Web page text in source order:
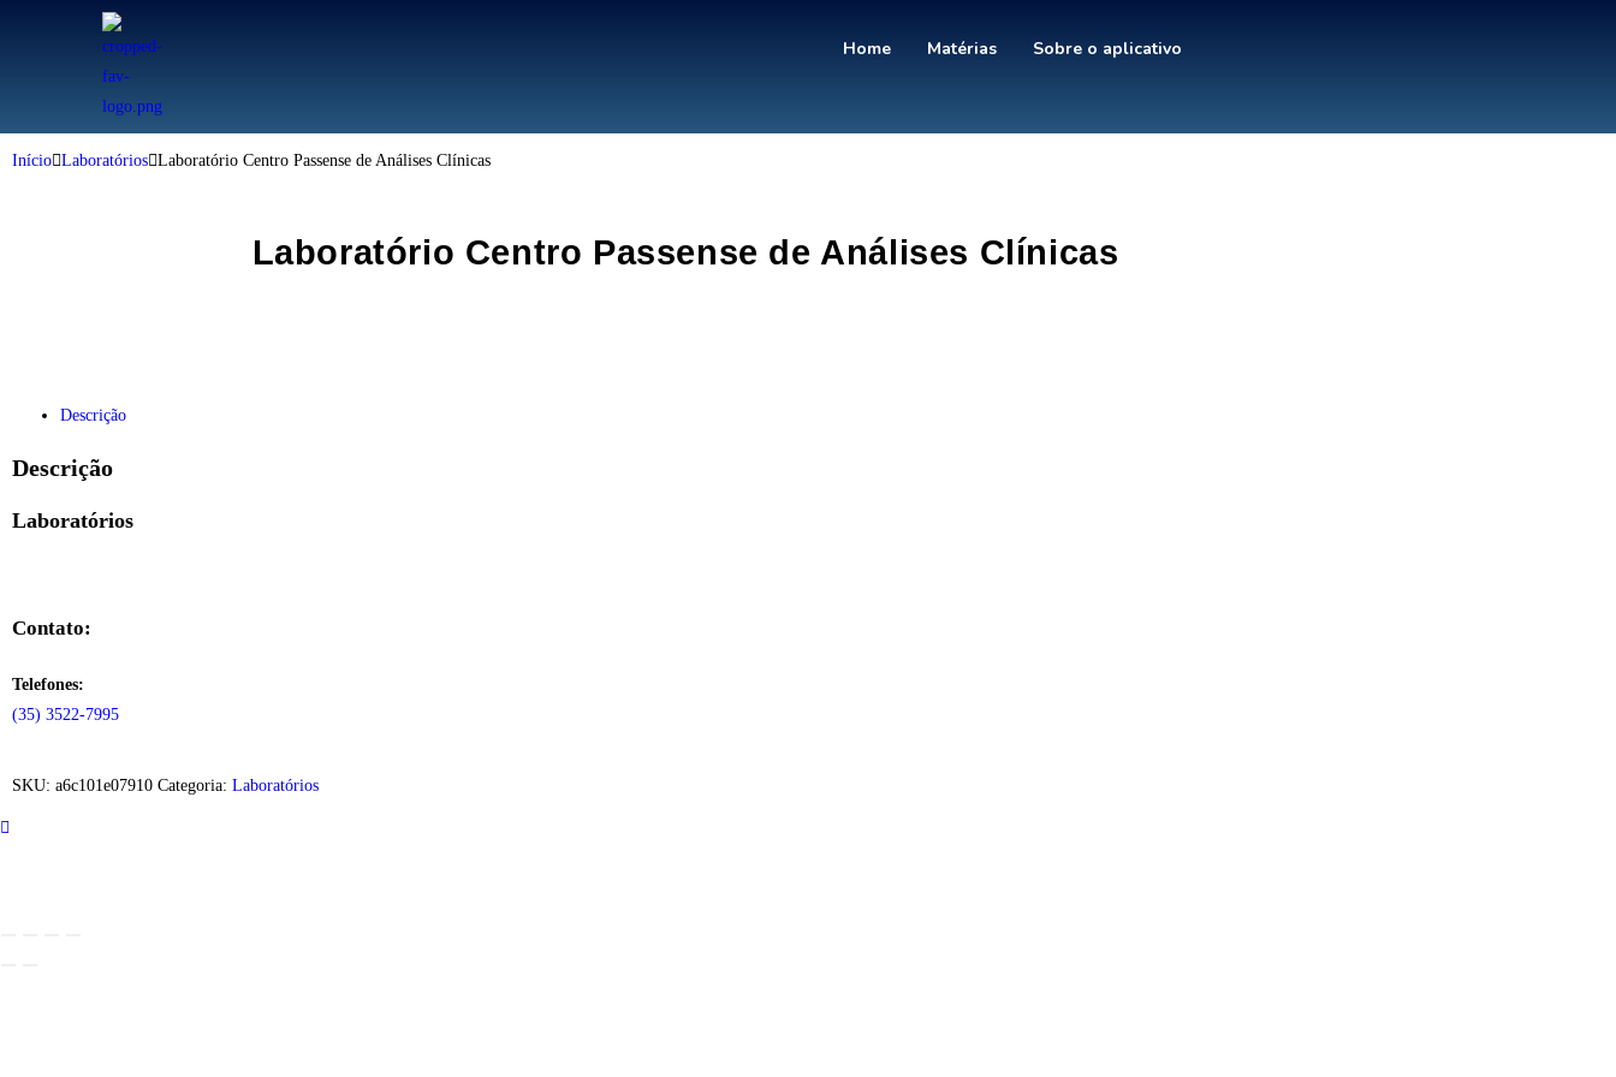
Home Matérias Sobre o aplicativo
Início Laboratórios Laboratório Centro Passense de Análises Clínicas
Laboratório Centro Passense de Análises Clínicas
Descrição
Descrição
Laboratórios
Contato:
Telefones:
(35) 3522-7995
SKU: a6c101e07910 Categoria: Laboratórios